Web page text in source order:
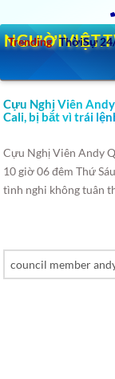
Trending ThờiSự
Cựu Nghị Viên
Cali, bị bắt vì trái
Cựu Nghị Viên Andy
10 giờ 06 đêm Thứ
tình nghi không tuân